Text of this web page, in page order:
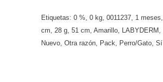
Etiquetas:0 %,0 kg,0011237, 1 meses,
cm,28 g,51 cm,Amarillo, LABYDERM ,
Nuevo,Otra razón, Pack, Perro/Gato,Sí